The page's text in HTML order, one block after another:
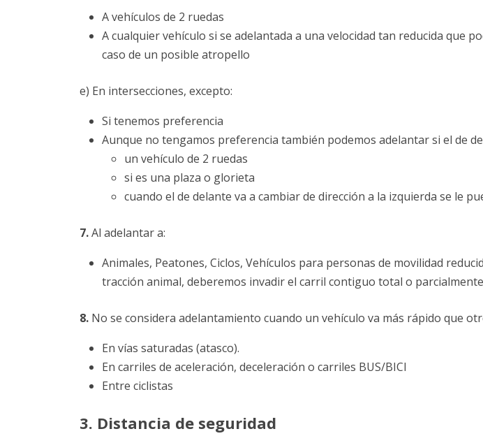
A vehículos de 2 ruedas
A cualquier vehículo si se adelantada a una velocidad tan reducida que
caso de un posible atropello
e) En intersecciones, excepto:
Si tenemos preferencia
Aunque no tengamos preferencia también podemos adelantar si el de
un vehículo de 2 ruedas
si es una plaza o glorieta
cuando el de delante va a cambiar de dirección a la izquierda se le
7.Al adelantar a:
Animales, Peatones, Ciclos, Vehículos para personas de movilidad
tracción animal, deberemos invadir el carril contiguo total o
8. No se considera adelantamiento cuando un vehículo va más rápido que
En vías saturadas (atasco).
En carriles de aceleración, deceleración o carriles BUS/BICI
Entre ciclistas
3. Distancia de seguridad